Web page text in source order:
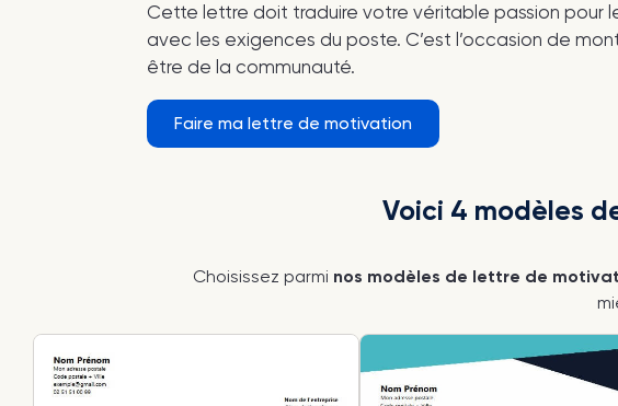
Cette lettre doit traduire votre véritable passion pour
avec les exigences du poste. C’est l’occasion de
être de la communauté.
Faire ma lettre de motivation
Voici 4 modèles
Choisissez parmi nos modèles de lettre de